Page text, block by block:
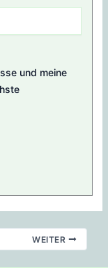
und meine
WEITER